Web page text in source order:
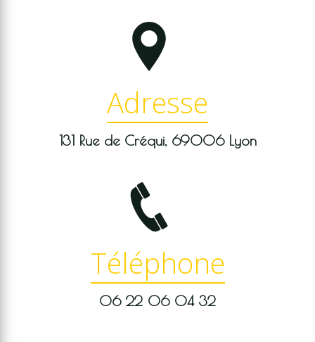
Adresse
131 Rue de Créqui, 69006 Lyon
Téléphone
06 22 06 04 32